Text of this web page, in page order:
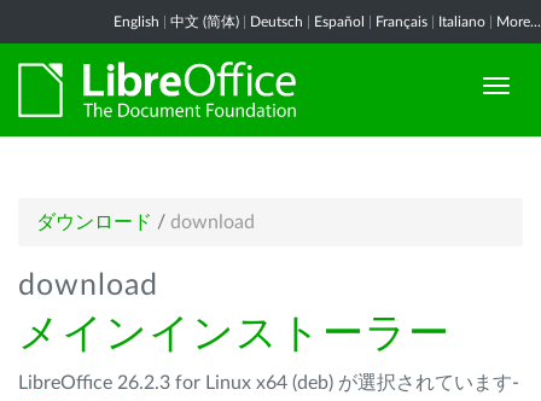
English 中文 (简体) Deutsch Español Français Italiano More...
ダウンロード / download
download
メインインストーラー
LibreOffice 26.2.3 for Linux x64 (deb) が選択されています-